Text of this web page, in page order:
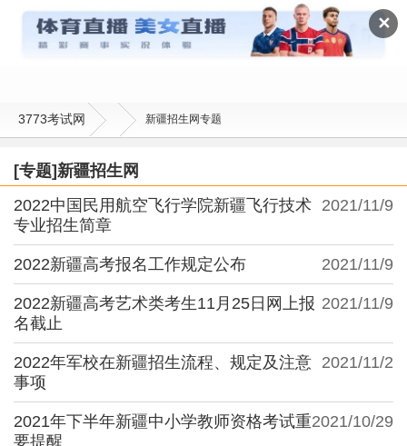
✕
新疆招生网
3773考试网 新疆招生网专题
[专题]新疆招生网
2021/11/9
2022中国民用航空飞行学院新疆飞行技术
专业招生简章
2021/11/9
2022新疆高考报名工作规定公布
2021/11/9
2022新疆高考艺术类考生11月25日网上报
名截止
2021/11/2
2022年军校在新疆招生流程、规定及注意
事项
2021/10/29
2021年下半年新疆中小学教师资格考试重
要提醒